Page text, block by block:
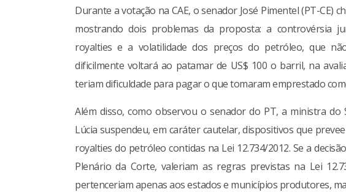
Durante a votação na CAE, o senador José Pimentel (PT-CE)
mostrando dois problemas da proposta: a controvérsia
royalties e a volatilidade dos preços do petróleo, que
dificilmente voltará ao patamar de US$ 100 o barril, na
teriam dificuldade para pagar o que tomaram emprestado
Além disso, como observou o senador do PT, a ministra do
Lúcia suspendeu, em caráter cautelar, dispositivos que
royalties do petróleo contidas na Lei 12.734/2012. Se a
Plenário da Corte, valeriam as regras previstas na Lei
pertenceriam apenas aos estados e municípios produtores,